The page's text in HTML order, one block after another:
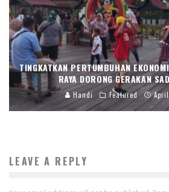
TINGKATKAN PERTUMBUHAN
RAYA DORONG GERAKAN
Handi Featured
LEAVE A REPLY